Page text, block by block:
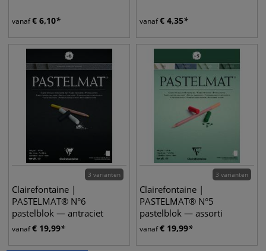
vanaf€ 6,10 vanaf€ 4,35
3 varianten
Clairefontaine |
PASTELMAT® N°6
pastelblok — antraciet
vanaf€ 19,99
3 varianten
Clairefontaine |
PASTELMAT® N°5
pastelblok — assorti
vanaf€ 19,99